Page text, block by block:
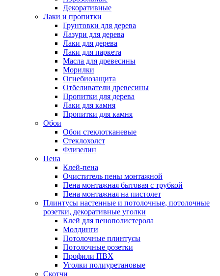
Декоративные
Лаки и пропитки
Грунтовки для дерева
Лазури для дерева
Лаки для дерева
Лаки для паркета
Масла для древесины
Морилки
Огнебиозащита
Отбеливатели древесины
Пропитки для дерева
Лаки для камня
Пропитки для камня
Обои
Обои стеклотканевые
Стеклохолст
Флизелин
Пена
Клей-пена
Очиститель пены монтажной
Пена монтажная бытовая с трубкой
Пена монтажная на пистолет
Плинтусы настенные и потолочные, потолочные
розетки, декоративные уголки
Клей для пенополистерола
Молдинги
Потолочные плинтусы
Потолочные розетки
Профили ПВХ
Уголки полиуретановые
Скотчи